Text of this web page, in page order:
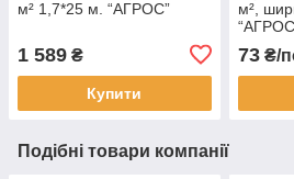
м² 1,7*25 м. “AГРОС”
1 589 ₴
Купити
м²,
73₴/
Подібні товари компанії